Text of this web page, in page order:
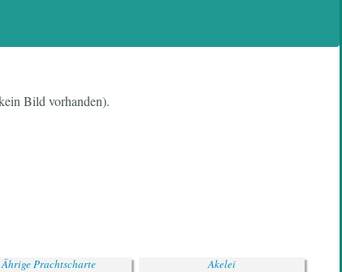
Bild vorhanden).
Ährige Prachtscharte Akelei